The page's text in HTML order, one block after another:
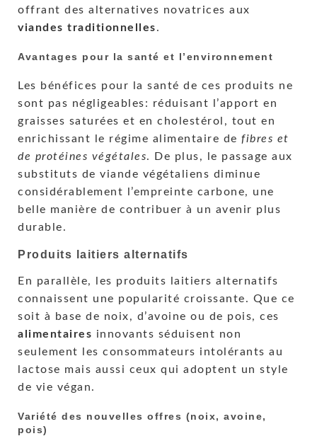
offrant des alternatives novatrices aux
viandes traditionnelles.
Avantages pour la santé et l’environnement
Les bénéfices pour la santé de ces produits ne
sont pas négligeables: réduisant l’apport en
graisses saturées et en cholestérol, tout en
enrichissant le régime alimentaire de fibres et
de protéines végétales. De plus, le passage aux
substituts de viande végétaliens diminue
considérablement l’empreinte carbone, une
belle manière de contribuer à un avenir plus
durable.
Produits laitiers alternatifs
En parallèle, les produits laitiers alternatifs
connaissent une popularité croissante. Que ce
soit à base de noix, d’avoine ou de pois, ces
alimentaires innovants séduisent non
seulement les consommateurs intolérants au
lactose mais aussi ceux qui adoptent un style
de vie végan.
Variété des nouvelles offres (noix, avoine,
pois)